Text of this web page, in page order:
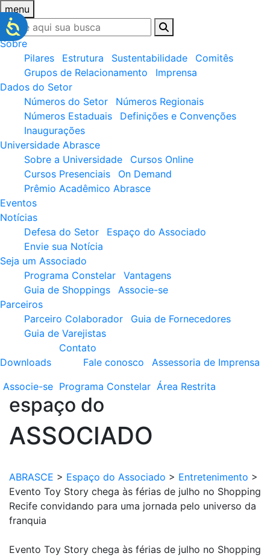
menu
Sobre
Pilares
Estrutura Sustentabilidade
Comitês
Grupos de Relacionamento
Imprensa
Dados do Setor
Números do Setor
Números Regionais
Números Estaduais
Definições e Convenções
Inaugurações
Universidade Abrasce
Sobre a Universidade
Cursos Online
Cursos Presenciais
On Demand
Prêmio Acadêmico Abrasce
Eventos
Notícias
Defesa do Setor
Espaço do Associado
Envie sua Notícia
Seja um Associado
Programa Constelar
Vantagens
Guia de Shoppings
Associe-se
Parceiros
Parceiro Colaborador
Guia de Fornecedores
Guia de Varejistas
Downloads
Contato
Fale conosco
Assessoria de Imprensa
Associe-se Programa Constelar Área Restrita
espaço do
ASSOCIADO
ABRASCE > Espaço do Associado > Entretenimento >
Evento Toy Story chega às férias de julho no Shopping
Recife convidando para uma jornada pelo universo da
franquia
Evento Toy Story chega às férias de julho no Shopping